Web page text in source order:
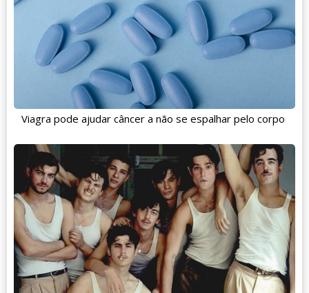
Viagra pode ajudar câncer a não se espalhar pelo corpo